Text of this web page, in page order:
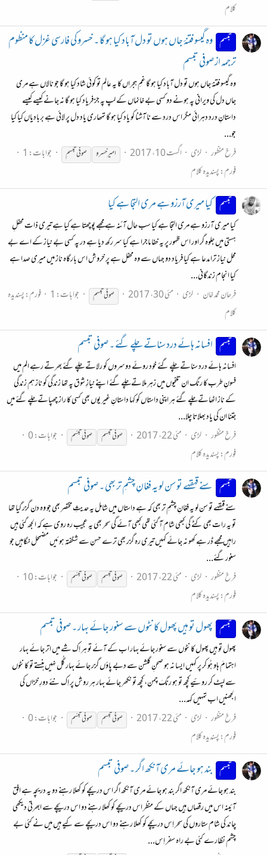
کلام
تبسم وہ گیسو فتنۂ جاں ہوں تو دل آباد کیا ہو گا ۔ خسرو کی فارسی غزل کا منظوم
ترجمہ از صوفی تبسم
وہ گیسو فتنۂ جاں ہوں تو دل آباد کیا ہو گا غمِ ہجراں کا یہ عالم تو کوئی شاد کیا ہو گا جو نالاں ہے مری
جاں دل کی ویرانی پہ ہونے دو کسی بے خانماں کے لپ پہ جز فریاد کیا ہو گا نہ جانے کیسے کیسے
داستانِ درد دہرائی مگر اس درد سے نا آشنا کو یاد کیا ہو گا تمھاری یاد دل پر لائی ہے بربادیاں کیا کیا
جو...
فرخ منظور لڑی اگست 10، 2017 امیر خسرو صوفیتبسم
جوابات: 1
فورم:پسندیدہ کلام
تبسم کیا میری آرزو ہے مری التجا ہے کیا
کیا میری آرزو ہے مری التجا ہے کیا سب حال آئنہ ہے مجھے پوچھتا ہے کیا ہے تیری ذات محفلِ
ہستی میں جلوہ گر اور اس ظہور پر یہ خفا ماجرا ہے کیا سر رکھ دیا ہے در پہ کسی بے نیاز کے اے بے
محل نیاز ترا مدعا ہے کیا فریاد دو جہاں سے وہ محفل ہے پر خروش اس بارگاہ ناز میں میری صدا ہے
کیا انجام زندگانی...
فرحان محمد خان
لڑی مئی 30، 2017 صوفیتبسم جوابات: 1 فورم:پسندیدہ
کلام
تبسم افسانہ ہائے درد سناتے چلے گئے ۔ صوفی تبسم
افسانہ ہائے درد سناتے چلے گئے خود روئے دوسروں کو رلاتے چلے گئے بھرتے رہے الم میں
فسونِ طرب کا رنگ ان تلخیوں میں زہر ملاتےچلے گئے اپنے نیازِ شوق پہ تھا زندگی کو ناز ہم زندگی
کے ناز اٹھاتےچلے گئے ہر اپنی داستاں کو کہا داستانِ غیر یوں بھی کسی کا راز چھپاتےچلے گئے میں
جتنا ان کی یاد بھلاتا چلا...
فرخ منظور لڑی مئی 22، 2017 صوفیتبسم صوفیتبسّم
جوابات: 0
فورم:پسندیدہ کلام
تبسم سنے قہقہے تو سن لو یہ فغانِ چشمِ تر بھی ۔ صوفی تبسم
سنے قہقہے تو سن لو یہ فغانِ چشمِ تر بھی کہ ہے داستاں میں شامل یہ حدیثِ مختصر بھی جو وہ دن گزر گیا تھا
تو یہ رات بھی کٹے گی کبھی شام آ گئی تھی کبھی آئے گی سحر بھی یہ عجیب رہ روی ہے کہ الجھ گئی ہیں
راہیں مجھے ڈر ہے کھو نہ جائے کہیں تیری رہ گزر بھی ترے حسن سے شگفتہ ہوئیں مضمحل نگاہیں جو
سنور گئے...
فرخ منظور لڑی مئی 22، 2017 صوفیتبسم صوفیتبسّم
جوابات: 10
فورم:پسندیدہ کلام
تبسم پھول تو ہیں پھول کانٹوں سے سنور جائے بہار ۔ صوفی تبسم
پھول تو ہیں پھول کانٹوں سے سنور جائے بہار اب کے آئے تو ہر اِک شے میں اتر جائے بہار
اہتمامَ ہاو ہُو کر پر کہیں ایسا نہ ہو صحنِ گلشن سے دبے پاؤں گزر جائے بہار گُل نہیں ہنستے تو کانٹوں
سے لپٹ کر روئیے کچھ تو ہو رنگَ چمن، کچھ تو نکھر جائے بہار ہر روش پر اِک نئے دورِ خزاں کی
الجھنیں اب تمہیں کہہ...
فرخ منظور لڑی مئی 22، 2017 صوفیتبسم صوفیتبسّم
جوابات: 0
فورم:پسندیدہ کلام
تبسم بند ہو جائے مری آنکھ اگر ۔ صوفی تبسم
بند ہو جائے مری آنکھ اگر بند ہو جائے مری آنکھ اگر اس دریچے کو کھلا رہنے دو یہ دریچہ ہے افق
آئینہ اس میں رقصاں ہیں جہاں کے منظر اس دریچے کو کھلا رہنے دو اس دریچے سے ابھرتی دیکھی
چاند کی شام ستاروں کی سحر اِس دریچے کو کھلا رہنے دو اس دریچے سے کیے ہیں میں نے کئی بے
چشم نظارے کئی بے راہ سفر اِس...